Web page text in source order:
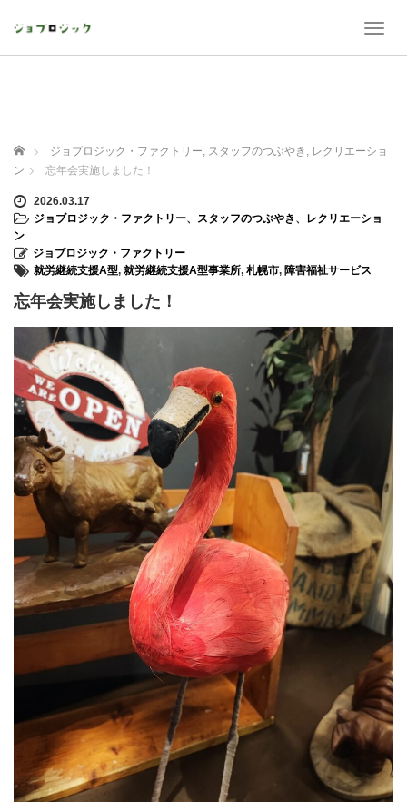
T
a
ホーム ジョブロジック・ファクトリー, スタッフのつぶやき , レクリエーショ
ン
忘年会実施しました！
2026.03.17
ジョブロジック・ファクトリー、 スタッフのつぶやき 、
レクリエーショ
ン
ジョブロジック・ファクトリー
就労継続支援A型, 就労継続支援A型事業所, 札幌市, 障害福祉サービス
忘年会実施しました！